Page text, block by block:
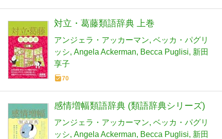
対立・葛藤類語辞典 上巻
アンジェラ・アッカーマン ベッカ・パグリ
ッシ Angela Ackerman Becca Puglisi 新田
享子
70
感情増幅類語辞典 (類語辞典シリーズ)
アンジェラ・アッカーマン ベッカ・パグリ
ッシ Angela Ackerman Becca Puglisi 新田